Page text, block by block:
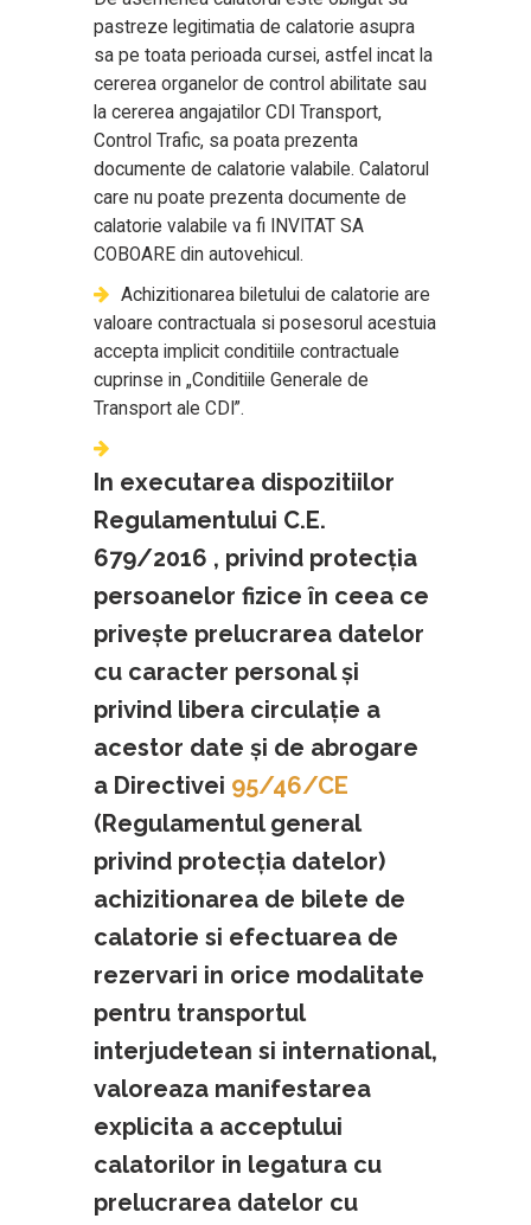
pastreze legitimatia de calatorie asupra
sa pe toata perioada cursei, astfel incat la
cererea organelor de control abilitate sau
la cererea angajatilor CDI Transport,
Control Trafic, sa poata prezenta
documente de calatorie valabile. Calatorul
care nu poate prezenta documente de
calatorie valabile va fi INVITAT SA
COBOARE din autovehicul.
Achizitionarea biletului de calatorie are
valoare contractuala si posesorul acestuia
accepta implicit conditiile contractuale
cuprinse in „Conditiile Generale de
Transport ale CDI”.
In executarea dispozitiilor
Regulamentului C.E.
679/2016 , privind protecţia
persoanelor fizice în ceea ce
priveşte prelucrarea datelor
cu caracter personal şi
privind libera circulaţie a
acestor date şi de abrogare
a Directivei 95/46/CE
(Regulamentul general
privind protecţia datelor)
achizitionarea de bilete de
calatorie si efectuarea de
rezervari in orice modalitate
pentru transportul
interjudetean si international,
valoreaza manifestarea
explicita a acceptului
calatorilor in legatura cu
prelucrarea datelor cu